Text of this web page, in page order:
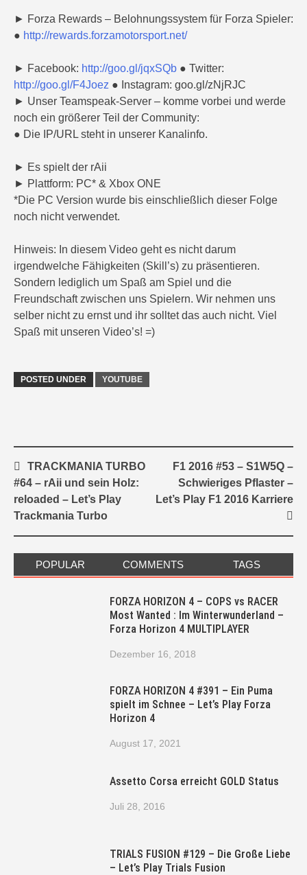
► Forza Rewards – Belohnungssystem für Forza Spieler:
● http://rewards.forzamotorsport.net/
► Facebook: http://goo.gl/jqxSQb ● Twitter:
http://goo.gl/F4Joez ● Instagram: goo.gl/zNjRJC
► Unser Teamspeak-Server – komme vorbei und werde
noch ein größerer Teil der Community:
● Die IP/URL steht in unserer Kanalinfo.
► Es spielt der rAii
► Plattform: PC* & Xbox ONE
*Die PC Version wurde bis einschließlich dieser Folge
noch nicht verwendet.
Hinweis: In diesem Video geht es nicht darum
irgendwelche Fähigkeiten (Skill’s) zu präsentieren.
Sondern lediglich um Spaß am Spiel und die
Freundschaft zwischen uns Spielern. Wir nehmen uns
selber nicht zu ernst und ihr solltet das auch nicht. Viel
Spaß mit unseren Video’s! =)
POSTED UNDER YOUTUBE
Post
navigation
TRACKMANIA TURBO
#64 – rAii und sein Holz:
reloaded – Let’s Play
Trackmania Turbo
F1 2016 #53 – S1W5Q –
Schwieriges Pflaster –
Let’s Play F1 2016 Karriere
POPULAR COMMENTS TAGS
FORZA HORIZON 4 – COPS vs RACER
Most Wanted : Im Winterwunderland –
Forza Horizon 4 MULTIPLAYER
Dezember 16, 2018
FORZA HORIZON 4 #391 – Ein Puma
spielt im Schnee – Let’s Play Forza
Horizon 4
August 17, 2021
Assetto Corsa erreicht GOLD Status
Juli 28, 2016
TRIALS FUSION #129 – Die Große Liebe
– Let’s Play Trials Fusion